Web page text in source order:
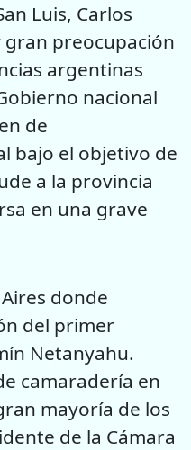
Luis, Carlos
gran preocupación
argentinas
nacional
de
bajo el objetivo de
a la provincia
en una grave
donde
del primer
Netanyahu.
camaradería en
mayoría de los
de la Cámara